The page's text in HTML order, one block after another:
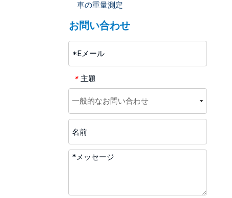
車の重量測定
お問い合わせ
* 主題